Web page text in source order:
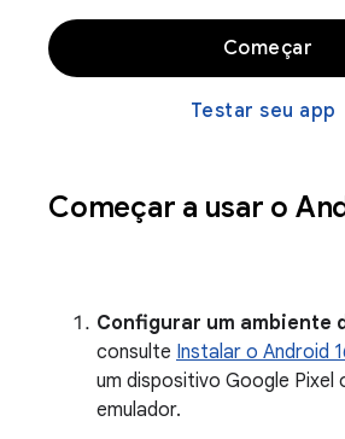
Começar
Testar seu app
Começar a usar o
Configurar um ambiente
consulte Instalar o Android
um dispositivo Google Pixel
emulador.